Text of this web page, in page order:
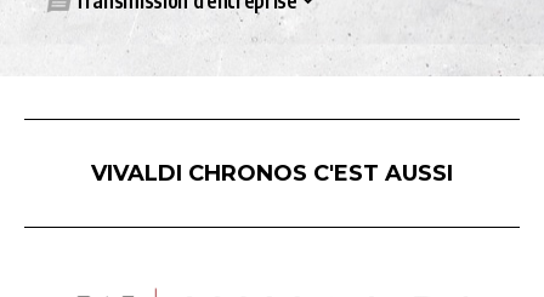
VIVALDI CHRONOS C'EST AUSSI